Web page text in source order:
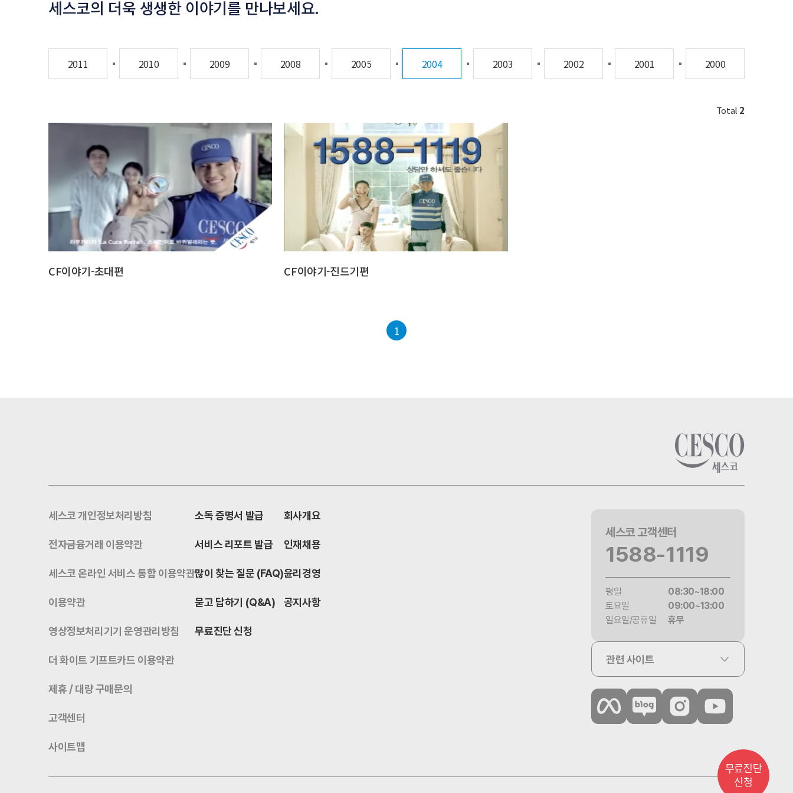
세스코의 더욱 생생한 이야기를 만나보세요.
2011 2010 2009 2008 2005 2004 2003 2002 2001 2000
Total 2
CF이야기-초대편 CF이야기-진드기편
1
세스코 개인정보처리방침
전자금융거래 이용약관
세스코 온라인 서비스 통합 이용약관
이용약관
영상정보처리기기 운영관리방침
더 화이트 기프트카드 이용약관
제휴 / 대량 구매문의
고객센터
사이트맵
소독 증명서 발급
서비스 리포트 발급
많이 찾는 질문 (FAQ)
묻고 답하기 (Q&A)
무료진단 신청
회사개요
인재채용
윤리경영
공지사항
세스코 고객센터
1588-1119
평일
08:30~18:00
토요일
09:00~13:00
일요일/공휴일
휴무
관련 사이트
무료진단
신청